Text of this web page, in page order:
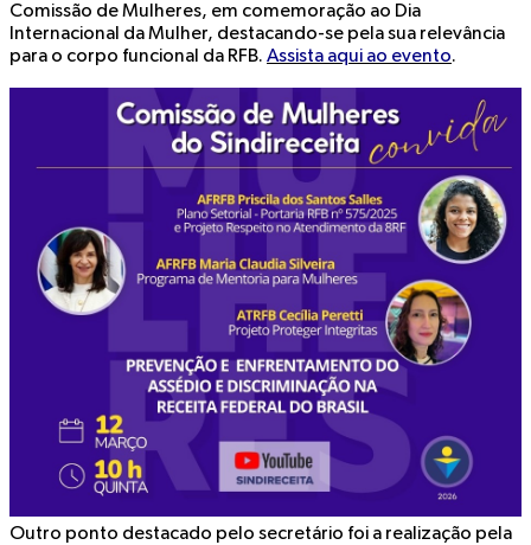
Comissão de Mulheres, em comemoração ao Dia
Internacional da Mulher, destacando-se pela sua relevância
para o corpo funcional da RFB. Assista aqui ao evento.
Outro ponto destacado pelo secretário foi a realização pela